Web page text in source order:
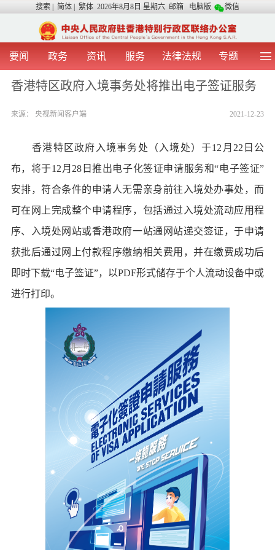
搜索 简体 繁体 2026年8月8日 星期六 邮箱 电脑版 微信
要闻 政务 资讯 服务 法律法规 专题
首 页 图 片 视 频 中央声音
涉台事务 媒体言论
香港特区政府入境事务处将推出电子签证服务
2021-12-23
来源： 央视新闻客户端
香港特区政府入境事务处（入境处）于12月22日公
布，将于12月28日推出电子化签证申请服务和“电子签证”
安排，符合条件的申请人无需亲身前往入境处办事处，而
可在网上完成整个申请程序，包括通过入境处流动应用程
序、入境处网站或香港政府一站通网站递交签证，于申请
获批后通过网上付款程序缴纳相关费用，并在缴费成功后
即时下载“电子签证”，以PDF形式储存于个人流动设备中或
进行打印。